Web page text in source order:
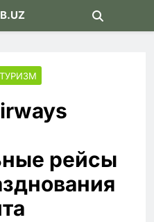
ТУРИЗМ
рейсы